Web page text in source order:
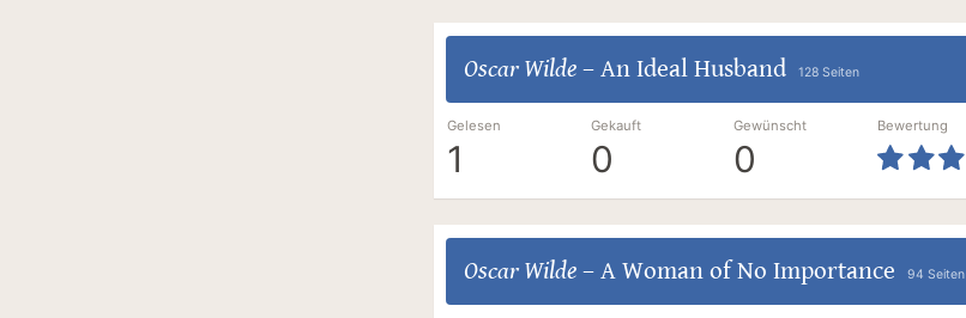
Oscar Wilde– An Ideal Husband 128 Seiten
Gelesen
1
Gekauft
0
Gewünscht
0
Bewertung
Oscar Wilde– A Woman of No Importance 94 Seiten